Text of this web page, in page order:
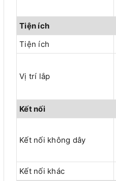
Tiện ích
Tiện ích
Vị trí lắp
Kết nối
Kết nối không dây
Kết nối khác